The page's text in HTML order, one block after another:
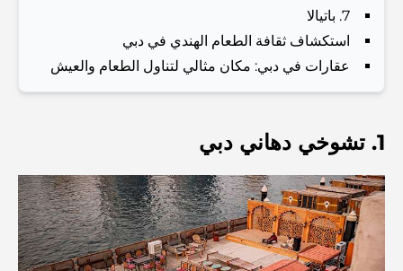
Best Hotels in Business Bay, Dubai: Your Ultimate
Guide
المدارس القريبة من نخلة جميرا: دليل شامل للعائلات
Dubai Vision 2040 - Green Living, Scenic Routes
أفضل المقاهي في دبي بإطلالة خلابة: مزيج مثالي من المذاق
الرائع والمناظر الطبيعية الساحرة
7. باتيالا
استكشاف ثقافة الطعام الهندي في دبي
عقارات في دبي: مكان مثالي لتناول الطعام والعيش
1. تشوخي دهاني دبي